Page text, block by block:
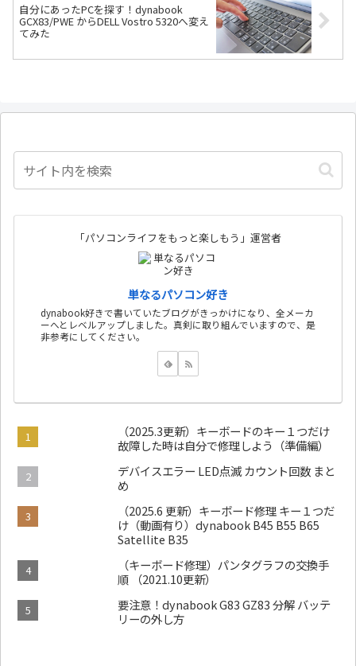
自分にあったPCを探す！dynabook
GCX83/PWE からDELL Vostro 5320へ変え
てみた
「パソコンライフをもっと楽しもう」運営者
単なるパソコン好き
dynabook好きで書いていたブログがきっかけになり、全メーカ
ーへとレベルアップしました。真剣に取り組んでいますので、是
非参考にしてください。
（2025.3更新）キーボードのキー１つだけ
故障した時は自分で修理しよう（準備編）
デバイスエラー LED点滅 カウント回数 まと
め
（2025.6 更新）キーボード修理 キー１つだ
け（動画有り）dynabook B45 B55 B65
Satellite B35
（キーボード修理）パンタグラフの交換手
順 （2021.10更新）
要注意！dynabook G83 GZ83 分解 バッテ
リーの外し方